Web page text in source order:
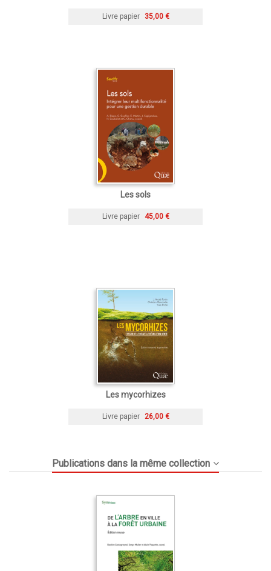
Livre papier 35,00 €
Les sols
Livre papier 45,00 €
Les mycorhizes
Livre papier 26,00 €
Publications dans la même collection